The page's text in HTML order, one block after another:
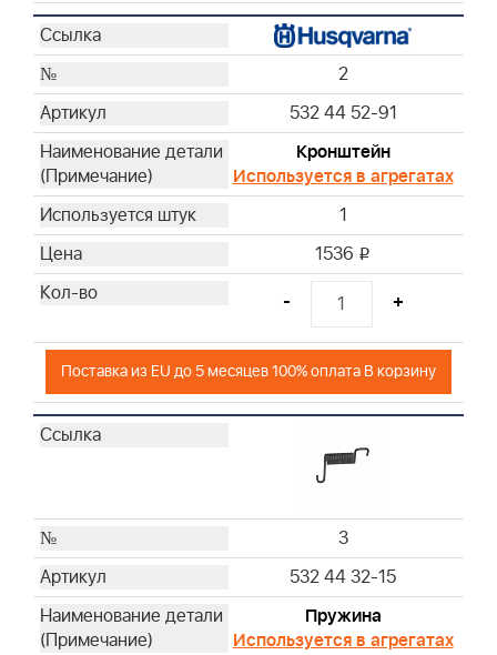
2
532 44 52-91
Кронштейн
Используется в агрегатах
1
1536 i
- +
Поставка из EU до 5 месяцев 100% оплата В корзину
3
532 44 32-15
Пружина
Используется в агрегатах